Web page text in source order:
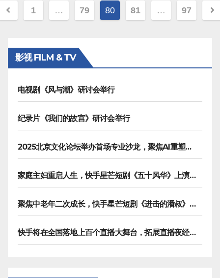
1 … 79 80 81 … 97
影视 FILM & TV
电视剧《风与潮》研讨会举行
纪录片《我们的故宫》研讨会举行
2025北京文化论坛举办首场专业沙龙，聚焦AI重塑内容生产
家庭主妇重启人生，快手星芒短剧《五十风华》上演中年大女主逆袭
聚焦中老年二次成长，快手星芒短剧《进击的潘叔》诠释银发力量
快手将在全国落地上百个直播大舞台，拓展直播夜经济生态